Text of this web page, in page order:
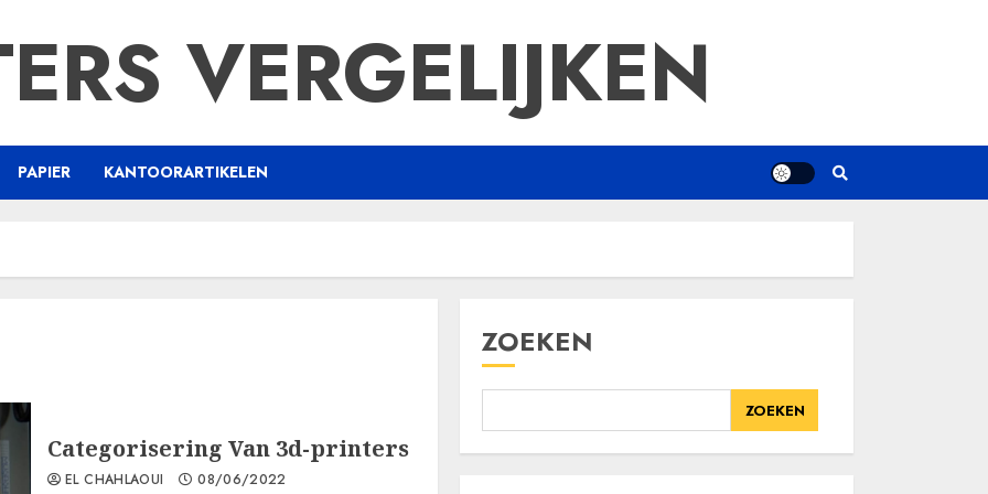
VERGELIJKEN
PAPIER KANTOORARTIKELEN
Categorisering Van 3d-printers
EL CHAHLAOUI 08/06/2022
ZOEKEN
ZOEKEN